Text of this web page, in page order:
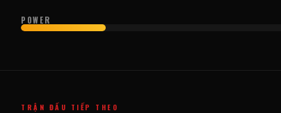
POWER
TRẬN ĐẤU TIẾP THEO